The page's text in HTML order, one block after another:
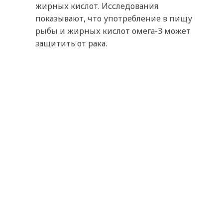
жирных кислот. Исследования
показывают, что употребление в пищу
рыбы и жирных кислот омега-3 может
защитить от рака.